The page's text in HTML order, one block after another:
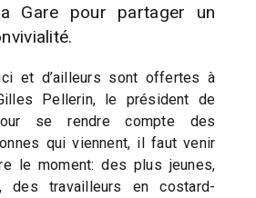
Gare pour partager un
et d’ailleurs sont offertes à
Pellerin, le président de
se rendre compte des
qui viennent, il faut venir
le moment: des plus jeunes,
des travailleurs en costard-